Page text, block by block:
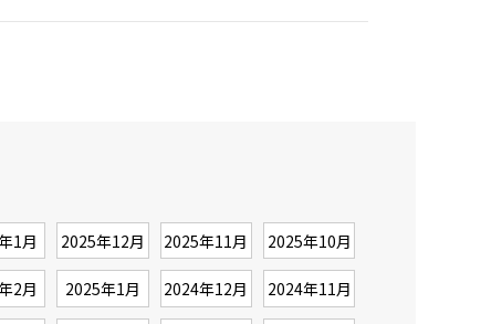
1月 2025年12月 2025年11月 2025年10月
2月 2025年1月 2024年12月 2024年11月